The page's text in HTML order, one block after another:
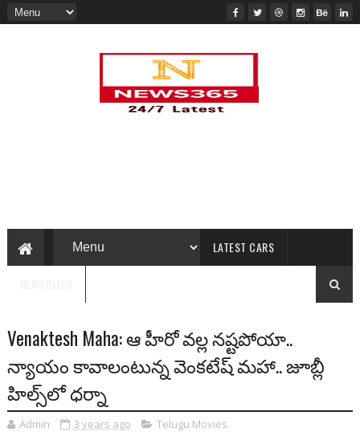
LATEST CARS
Venaktesh Maha: ఆ హీరో వ‌ల్ల న‌ష్ట‌పోయా..
న్యాయం కావాలంటున్న వెంక‌టేష్ మ‌హా.. జూబ్లీ
హిల్స్‌లో ధ‌ర్నా
Admin 3 years ago Telugu Movies